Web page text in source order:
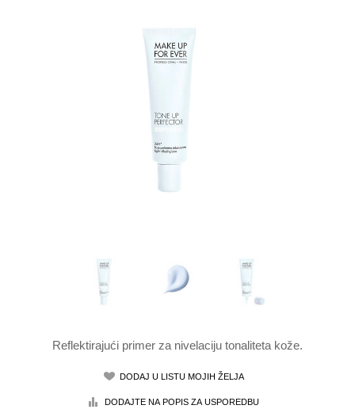
Reflektirajući primer za nivelaciju tonaliteta kože.